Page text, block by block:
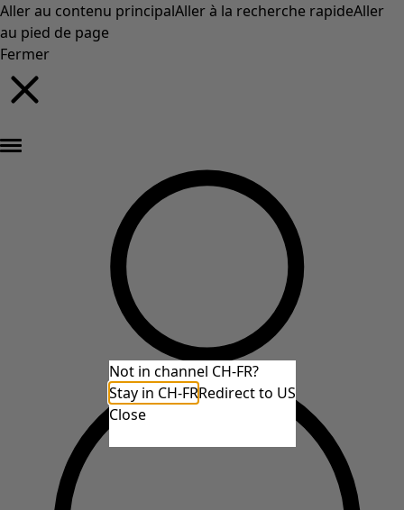
Aller au contenu principalAller à la recherche rapideAller
au pied de page
Fermer
Not in channel CH-FR?
Stay in CH-FRRedirect to US
Close